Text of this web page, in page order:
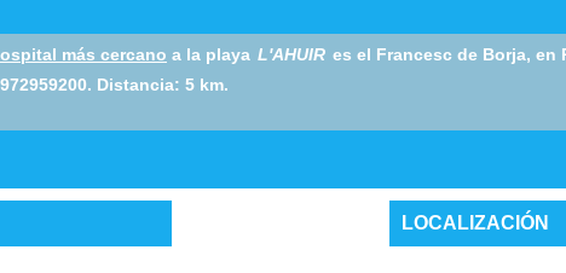
más cercano a la playa L'AHUIR es el Francesc de Borja, en
Distancia: 5 km.
LOCALIZACIÓN